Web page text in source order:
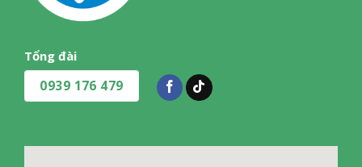
Tổng đài
0939 176 479